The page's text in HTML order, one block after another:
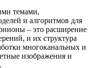
темами,
и алгоритмов для
– это расширение
и их структура
многоканальных и
изображения и